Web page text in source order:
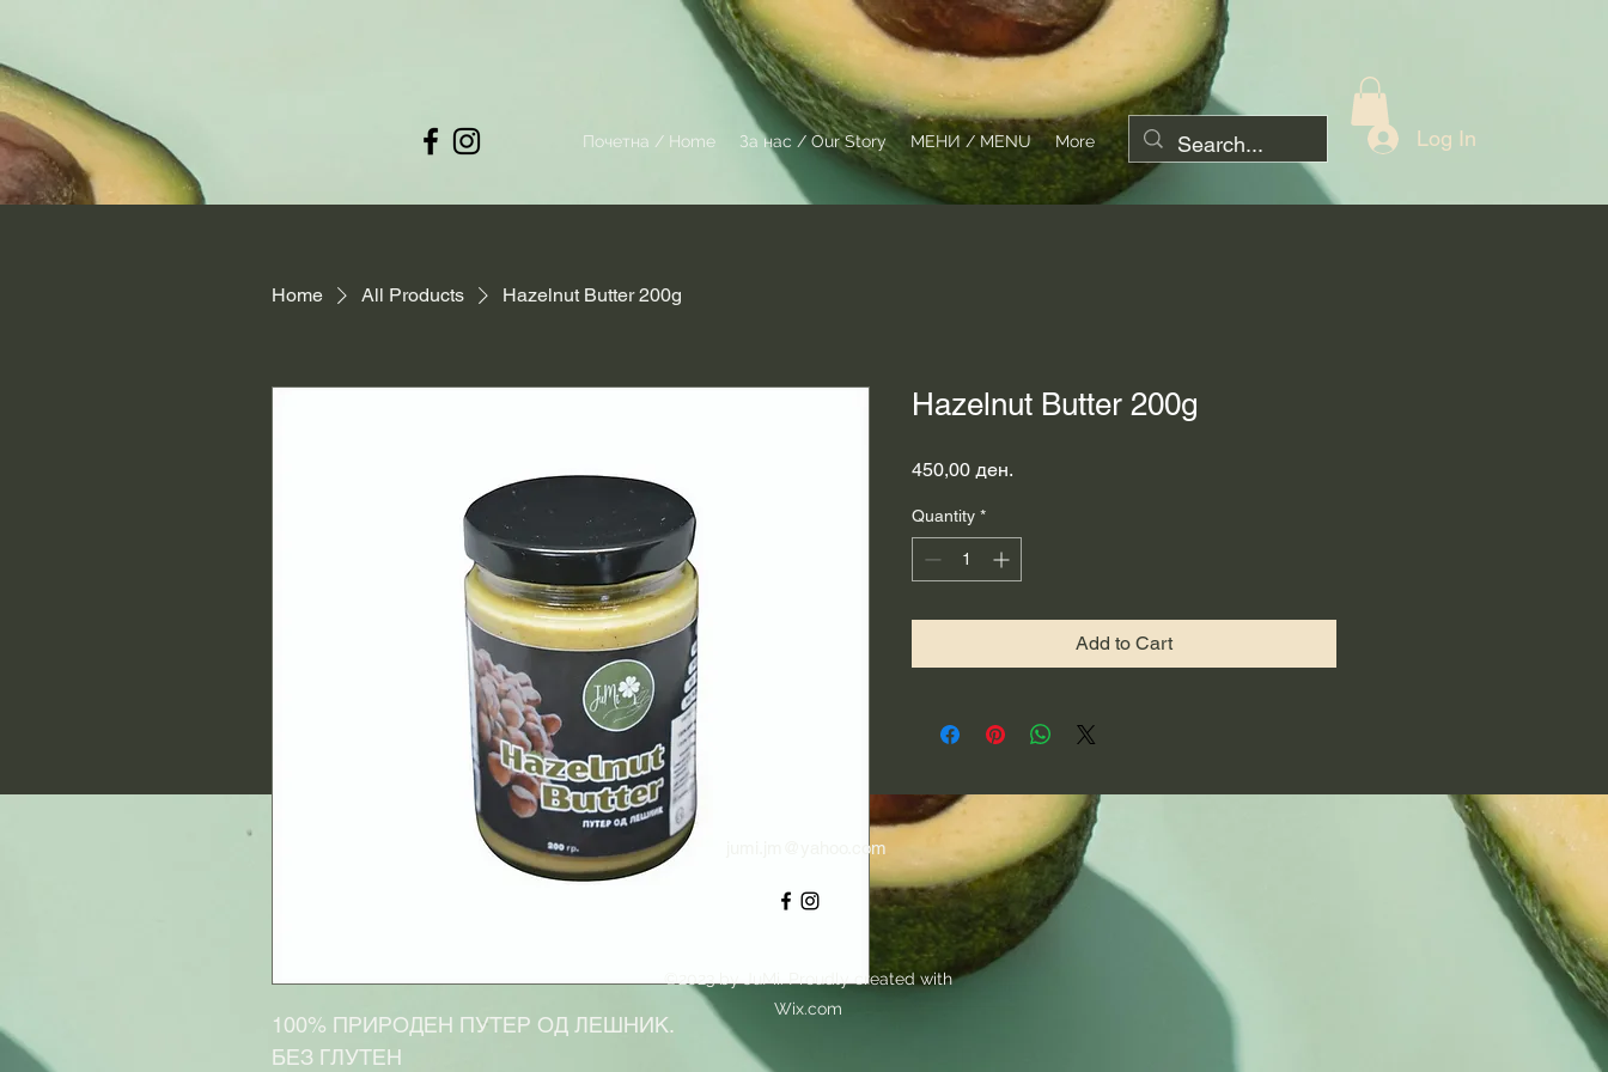
Почетна / Home За нас / Our Story МЕНИ / MENU More Log In
Home All Products Hazelnut Butter 200g
100% ПРИРОДЕН ПУТЕР ОД ЛЕШНИК.
БЕЗ ГЛУТЕН
Hazelnut Butter 200g
450,00 ден.
Quantity *
Add to Cart
jumi.jm@yahoo.com
©2023 by JuMi. Proudly created with
Wix.com